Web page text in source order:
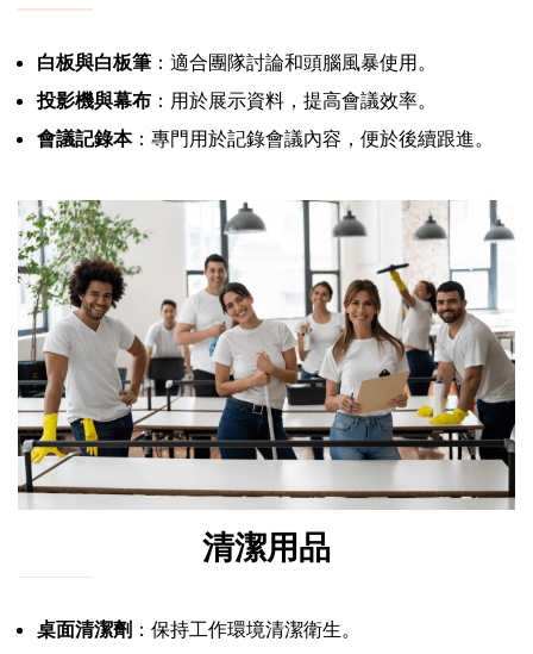
白板與白板筆 ：適合團隊討論和頭腦風暴使用。
投影機與幕布 ：用於展示資料，提高會議效率。
會議記錄本：專門用於記錄會議內容，便於後續跟進。
清潔用品
桌面清潔劑 ：保持工作環境清潔衛生。